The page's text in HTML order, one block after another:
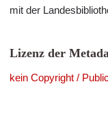
mit der
Lizenz der
kein Copyright /